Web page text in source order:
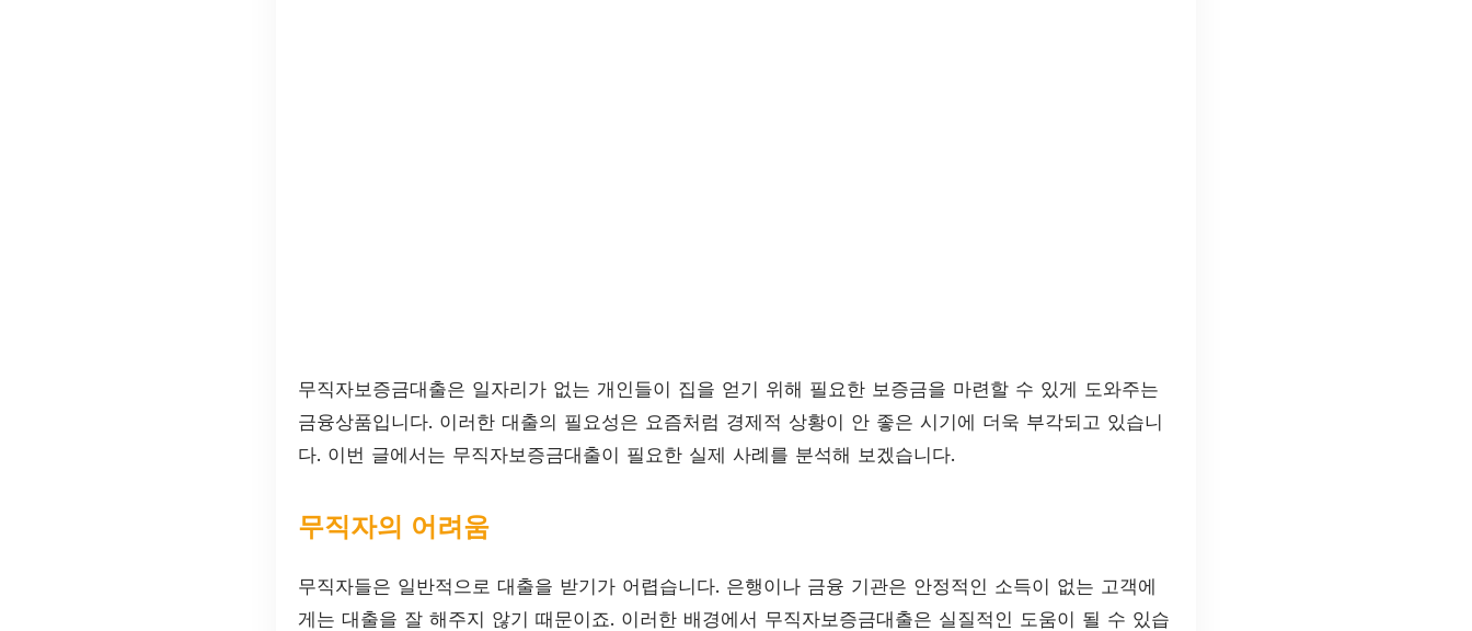
무직자보증금대출은 일자리가 없는 개인들이 집을 얻기 위해 필요한 보증금을 마련할 수 있게 도와주는
금융상품입니다. 이러한 대출의 필요성은 요즘처럼 경제적 상황이 안 좋은 시기에 더욱 부각되고 있습니
다. 이번 글에서는 무직자보증금대출이 필요한 실제 사례를 분석해 보겠습니다.
무직자의 어려움
무직자들은 일반적으로 대출을 받기가 어렵습니다. 은행이나 금융 기관은 안정적인 소득이 없는 고객에
게는 대출을 잘 해주지 않기 때문이죠. 이러한 배경에서 무직자보증금대출은 실질적인 도움이 될 수 있습